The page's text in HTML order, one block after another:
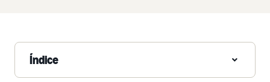
Índice